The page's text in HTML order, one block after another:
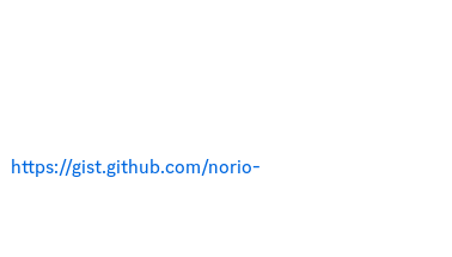
https://gist.github.com/norio-